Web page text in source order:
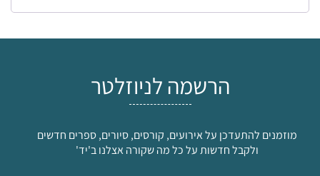
הרשמה לניוזלטר
מוזמנים להתעדכן על אירועים, קורסים, סיורים, ספרים חדשים
ולקבל חדשות על כל מה שקורה אצלנו ב'יד'